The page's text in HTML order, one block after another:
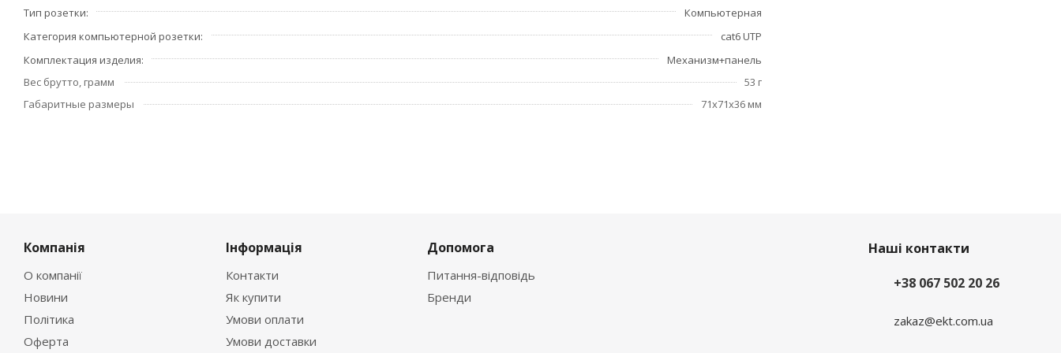
Тип розетки
Компьютерная
Категория компьютерной розетки
cat6 UTP
Комплектация изделия
Механизм+панель
Вес брутто, грамм
53 г
Габаритные размеры
71x71x36 мм
Компанія
О компанії
Новини
Політика
Оферта
Інформація
Контакти
Як купити
Умови оплати
Умови доставки
Допомога
Питання-відповідь
Бренди
Наші контакти
+38 067 502 20 26
zakaz@ekt.com.ua